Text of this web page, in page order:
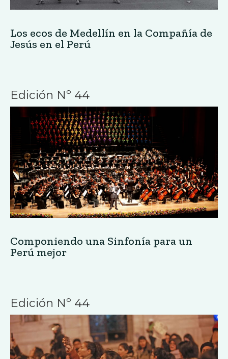
Los ecos de Medellín en la Compañía de
Jesús en el Perú
Edición Nº 44
Componiendo una Sinfonía para un
Perú mejor
Edición Nº 44